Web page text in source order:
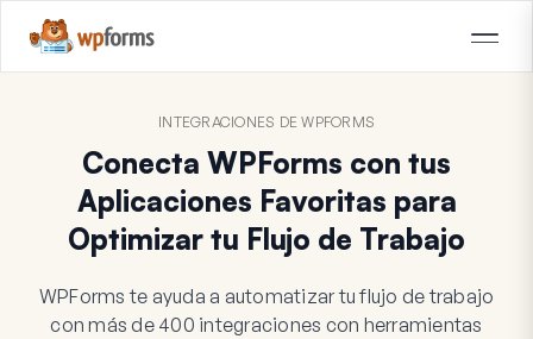
INTEGRACIONES DE WPFORMS
Conecta WPForms con tus
Aplicaciones Favoritas para
Optimizar tu Flujo de Trabajo
WPForms te ayuda a automatizar tu flujo de trabajo
con más de 400 integraciones con herramientas